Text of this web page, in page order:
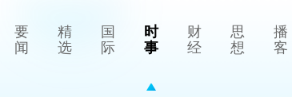
要
闻
精
选
国
际
时
事
财
经
思
想
播
客